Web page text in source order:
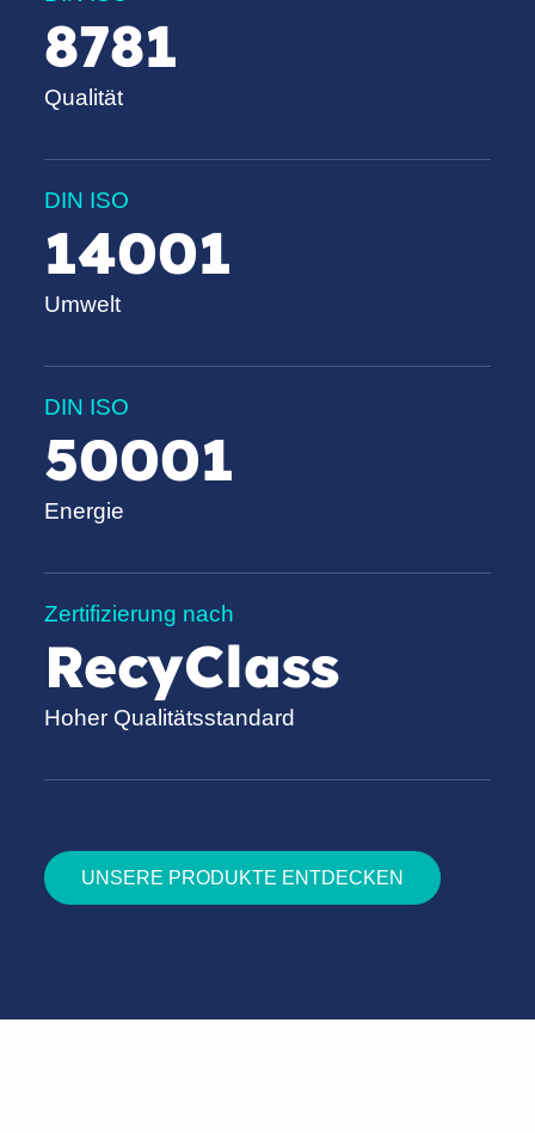
9001
Qualität
DIN ISO
14001
Umwelt
DIN ISO
50001
Energie
Zertifizierung nach
RecyClass
Hoher Qualitätsstandard
UNSERE PRODUKTE ENTDECKEN